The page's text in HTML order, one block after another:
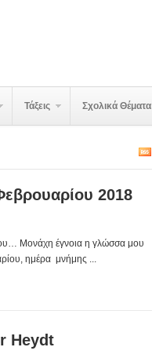
Τάξεις Σχολικά Θέματα
2018
Μονάχη έγνοια η γλώσσα μου
ημέρα μνήμης ...
Heydt